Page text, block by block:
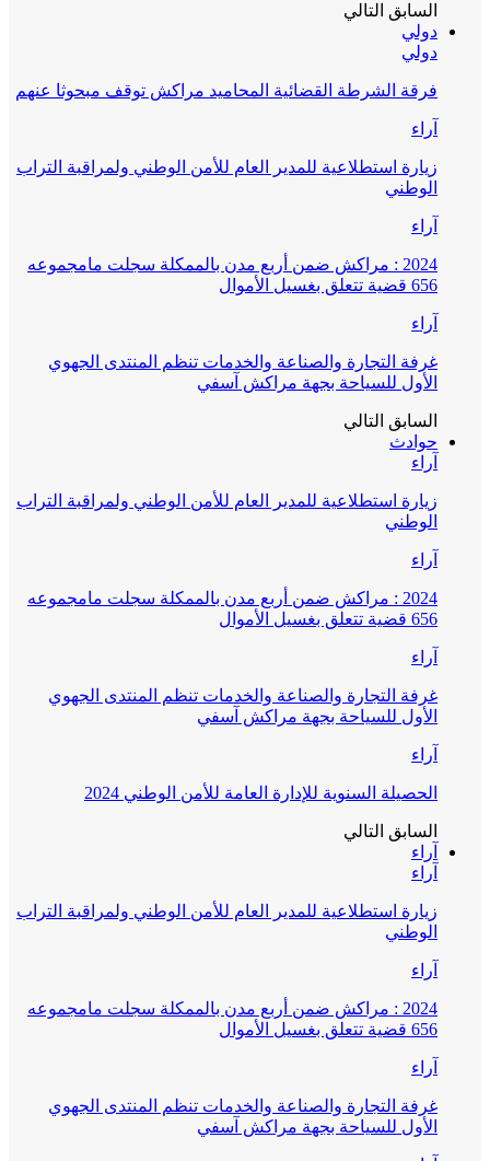
السابق التالي
دولي
دولي
فرقة الشرطة القضائية المحاميد مراكش توقف مبحوثا عنهم
آراء
زيارة استطلاعية للمدير العام للأمن الوطني ولمراقبة التراب
الوطني
آراء
2024 : مراكش ضمن أربع مدن بالممكلة سجلت مامجموعه
656 قضية تتعلق بغسيل الأموال
آراء
غرفة التجارة والصناعة والخدمات تنظم المنتدى الجهوي
الأول للسياحة بجهة مراكش آسفي
السابق التالي
حوادث
آراء
زيارة استطلاعية للمدير العام للأمن الوطني ولمراقبة التراب
الوطني
آراء
2024 : مراكش ضمن أربع مدن بالممكلة سجلت مامجموعه
656 قضية تتعلق بغسيل الأموال
آراء
غرفة التجارة والصناعة والخدمات تنظم المنتدى الجهوي
الأول للسياحة بجهة مراكش آسفي
آراء
الحصيلة السنوية للإدارة العامة للأمن الوطني 2024
السابق التالي
آراء
آراء
زيارة استطلاعية للمدير العام للأمن الوطني ولمراقبة التراب
الوطني
آراء
2024 : مراكش ضمن أربع مدن بالممكلة سجلت مامجموعه
656 قضية تتعلق بغسيل الأموال
آراء
غرفة التجارة والصناعة والخدمات تنظم المنتدى الجهوي
الأول للسياحة بجهة مراكش آسفي